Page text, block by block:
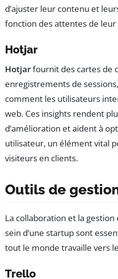
d’ajuster leur contenu et
fonction des attentes de leur
Hotjar
Hotjarfournit des cartes de
enregistrements de
comment les utilisateurs
web. Ces insights rendent
d’amélioration et aident à
utilisateur, un élément vital
visiteurs en clients.
Outils de
La collaboration et la gestion
sein d’une startup sont
tout le monde travaille vers
Trello